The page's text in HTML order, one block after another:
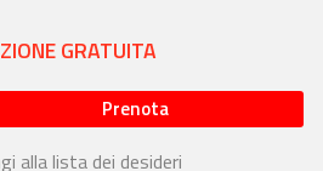
GRATUITA
Prenota
alla lista dei desideri